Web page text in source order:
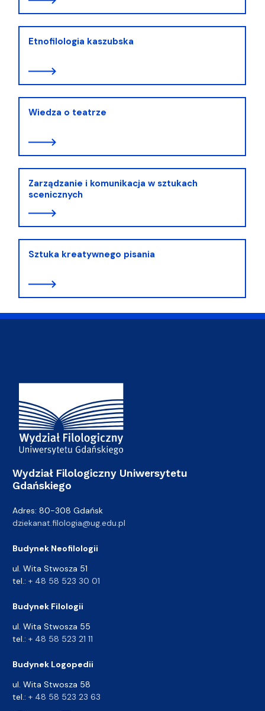
Etnofilologia kaszubska
Wiedza o teatrze
Zarządzanie i komunikacja w sztukach
scenicznych
Sztuka kreatywnego pisania
Adres Wydziału
Wydział Filologiczny Uniwersytetu
Gdańskiego
Adres: 80-308 Gdańsk
dziekanat.filologia@ug.edu.pl
Budynek Neofilologii
ul. Wita Stwosza 51
tel.: + 48 58 523 30 01
Budynek Filologii
ul. Wita Stwosza 55
tel.: + 48 58 523 21 11
Budynek Logopedii
ul. Wita Stwosza 58
tel.: + 48 58 523 23 63